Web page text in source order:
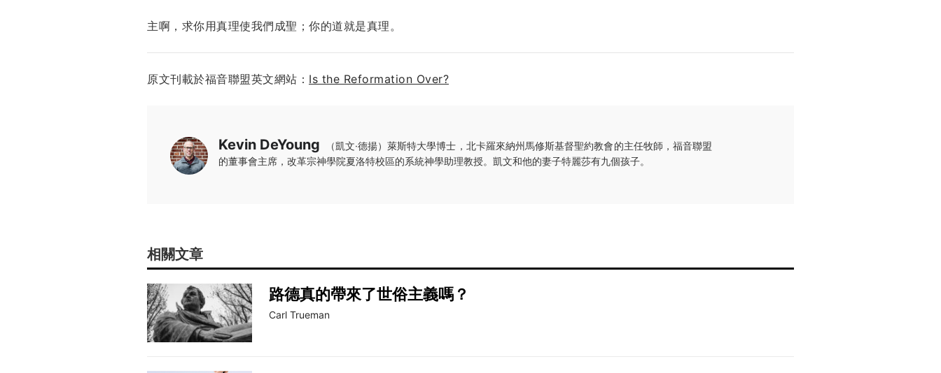
主啊，求你用真理使我們成聖；你的道就是真理。
原文刊載於福音聯盟英文網站： Is the Reformation Over?
Kevin DeYoung
（凱文·德揚）萊斯特大學博士，北卡羅來納州馬修斯基督聖約教會的主任牧師，福音聯盟
的董事會主席，改革宗神學院夏洛特校區的系統神學助理教授。凱文和他的妻子特麗莎有九個孩子。
相關文章
路德真的帶來了世俗主義嗎？
Carl Trueman